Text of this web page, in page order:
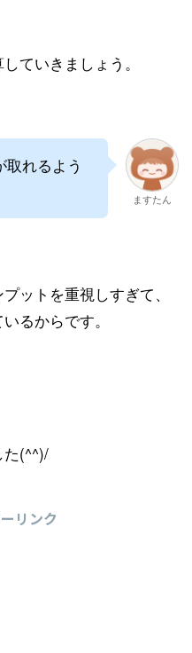
ていきましょう。
れるよう
ますたん
ットを重視しすぎて、
るからです。
た(^^)/
リンク